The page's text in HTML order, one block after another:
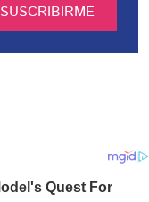
SUSCRIBIRME